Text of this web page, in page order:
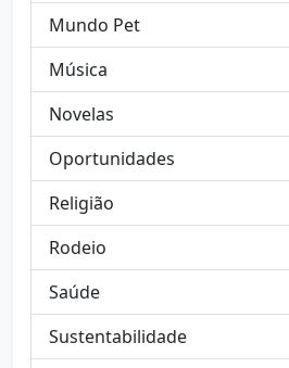
Mundo Pet
Música
Novelas
Oportunidades
Religião
Rodeio
Saúde
Sustentabilidade